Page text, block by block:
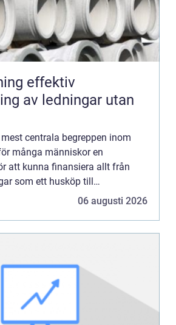
av ledningar utan
centrala begreppen inom
många människor en
att kunna finansiera allt från
som ett husköp till
...
06 augusti 2026